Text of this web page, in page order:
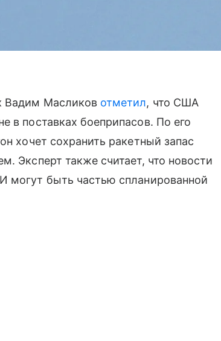
Вадим Масликов отметил, что США
в поставках боеприпасов. По его
хочет сохранить ракетный запас
Эксперт также считает, что новости
могут быть частью спланированной